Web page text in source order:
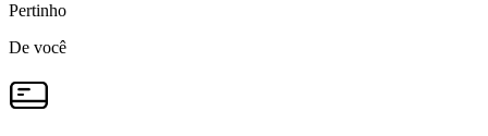
Pertinho
De você